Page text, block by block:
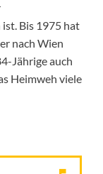
Bis 1975 hat
nach Wien
Jährige auch
Heimweh viele